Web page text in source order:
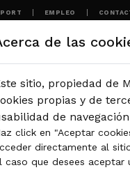
EMPLEO
de las
sitio, propiedad de
propias y de
de
click en "Aceptar
directamente al
caso que desees aceptar